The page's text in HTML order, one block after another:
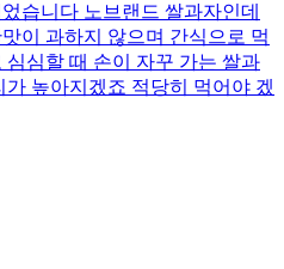
습니다 노브랜드 쌀과자인데
이 과하지 않으며 간식으로 먹
심할 때 손이 자꾸 가는 쌀과
높아지겠죠 적당히 먹어야 겠